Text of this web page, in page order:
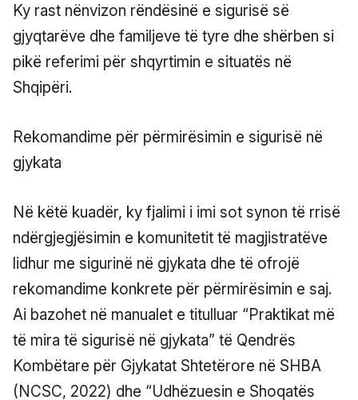
Ky rast nënvizon rëndësinë e sigurisë së
gjyqtarëve dhe familjeve të tyre dhe shërben si
pikë referimi për shqyrtimin e situatës në
Shqipëri.
Rekomandime për përmirësimin e sigurisë në
gjykata
Në këtë kuadër, ky fjalimi i imi sot synon të rrisë
ndërgjegjësimin e komunitetit të magjistratëve
lidhur me sigurinë në gjykata dhe të ofrojë
rekomandime konkrete për përmirësimin e saj.
Ai bazohet në manualet e titulluar “Praktikat më
të mira të sigurisë në gjykata” të Qendrës
Kombëtare për Gjykatat Shtetërore në SHBA
(NCSC, 2022) dhe “Udhëzuesin e Shoqatës